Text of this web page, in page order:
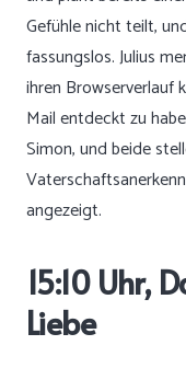
Gefühle nicht teilt,
fassungslos. Julius
ihren Browserverlauf
Mail entdeckt zu
Simon, und beide
angezeigt.
15:10 Uhr,
Liebe